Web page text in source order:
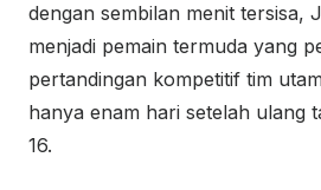
dengan sembilan menit tersisa,
menjadi pemain termuda yang
pertandingan kompetitif tim
hanya enam hari setelah ulang
16.